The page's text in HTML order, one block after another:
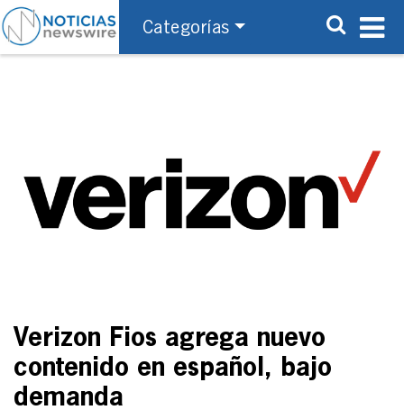
Categorías
Verizon Fios agrega nuevo
contenido en español, bajo
demanda